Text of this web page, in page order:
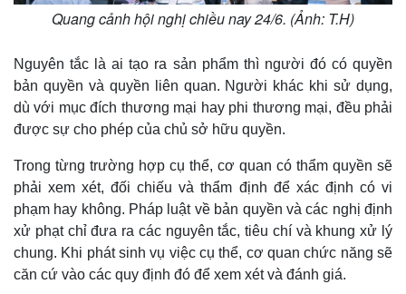
Quang cảnh hội nghị chiều nay 24/6. (Ảnh: T.H)
Nguyên tắc là ai tạo ra sản phẩm thì người đó có quyền
bản quyền và quyền liên quan. Người khác khi sử dụng,
dù với mục đích thương mại hay phi thương mại, đều phải
được sự cho phép của chủ sở hữu quyền.
Trong từng trường hợp cụ thể, cơ quan có thẩm quyền sẽ
phải xem xét, đối chiếu và thẩm định để xác định có vi
phạm hay không. Pháp luật về bản quyền và các nghị định
xử phạt chỉ đưa ra các nguyên tắc, tiêu chí và khung xử lý
chung. Khi phát sinh vụ việc cụ thể, cơ quan chức năng sẽ
căn cứ vào các quy định đó để xem xét và đánh giá.